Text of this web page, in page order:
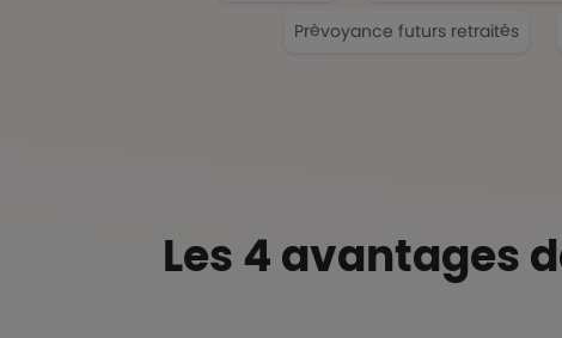
Prévoyance futurs retraités
Les 4 avantages